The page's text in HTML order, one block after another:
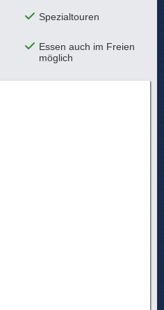
Spezialtouren
Essen auch im Freien
möglich